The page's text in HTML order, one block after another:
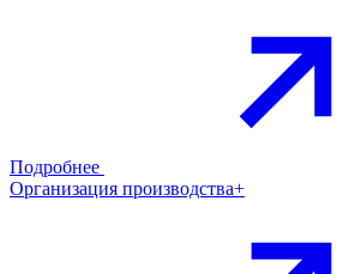
Подробнее
Организация производства+